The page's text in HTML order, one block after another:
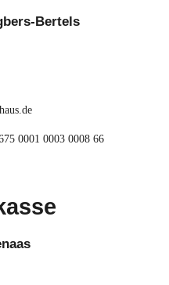
Bertels
0001 0003 0008 66